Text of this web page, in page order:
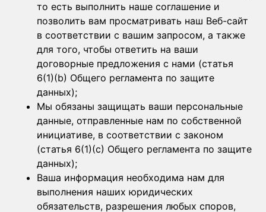
то есть выполнить наше соглашение и
позволить вам просматривать наш Веб-сайт
в соответствии с вашим запросом, а также
для того, чтобы ответить на ваши
договорные предложения с нами (статья
6(1)(b) Общего регламента по защите
данных);
Мы обязаны защищать ваши персональные
данные, отправленные нам по собственной
инициативе, в соответствии с законом
(статья 6(1)(c) Общего регламента по защите
данных);
Ваша информация необходима нам для
выполнения наших юридических
обязательств, разрешения любых споров,